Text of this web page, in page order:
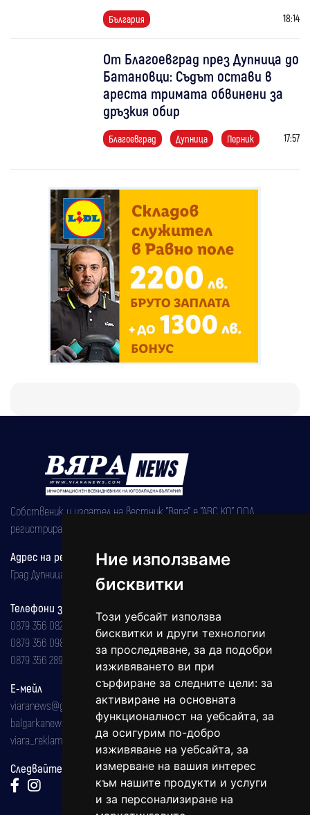
Ние използваме
бисквитки
Този уебсайт използва
бисквитки и други технологии
за проследяване, за да подобри
изживяването ви при
сърфиране за следните цели: за
активиране на основната
функционалност на уебсайта, за
да осигурим по-добро
изживяване на уебсайта, за
измерване на вашия интерес
към нашите продукти и услуги
и за персонализиране на
България 18:14
От Благоевград през Дупница до
Батановци: Съдът остави в
ареста тримата обвинени за
дръзкия обир
Благоевград Дупница Перник 17:57
Собственик и издател на вестник "Вяра" е "АВС КО" ООД,
регистрирана на 08.05.2002 година.
Адрес на редакцията
Град Дупница, ул.''Христо Ботев" 43
Телефони за реклама и абонаменти
0879 356 082
0879 356 098
0879 356 289
Е-мейл
viaranews@gmail.com
balgarkanews@gmail.com
viara_reklama@mail.bg
Следвайте ни: